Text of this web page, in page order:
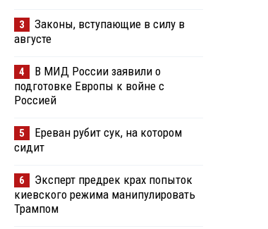
3
Законы, вступающие в силу в
августе
4
В МИД России заявили о
подготовке Европы к войне с
Россией
5
Ереван рубит сук, на котором
сидит
6
Эксперт предрек крах попыток
киевского режима манипулировать
Трампом